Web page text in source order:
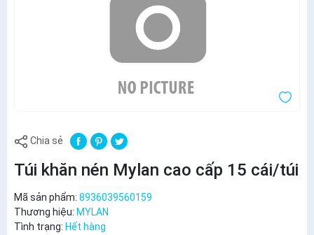
Chia sẻ
Túi khăn nén Mylan cao cấp 15 cái/túi
Mã sản phẩm: 8936039560159
Thương hiệu: MYLAN
Tình trạng: Hết hàng